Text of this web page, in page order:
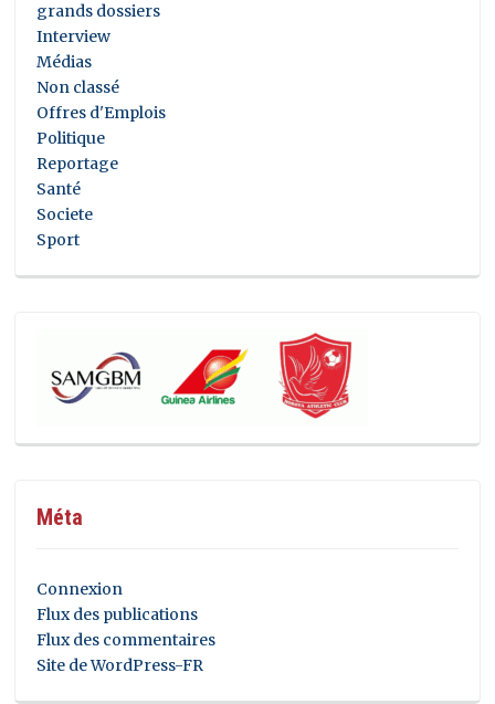
grands dossiers
Interview
Médias
Non classé
Offres d'Emplois
Politique
Reportage
Santé
Societe
Sport
Méta
Connexion
Flux des publications
Flux des commentaires
Site de WordPress-FR